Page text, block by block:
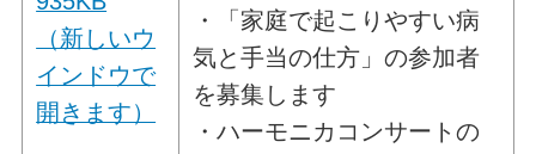
（新しいウ
インドウで
開きます）
・「家庭で起こりやすい病
気と手当の仕方」の参加者
を募集します
・ハーモニカコンサートの